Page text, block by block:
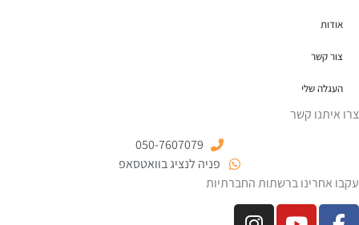
אודות
צור קשר
העגלה שלי
צרו איתנו קשר
050-7607079
פניה לנציג בוואטסאפ
עקבו אחרינו ברשתות החברתיות